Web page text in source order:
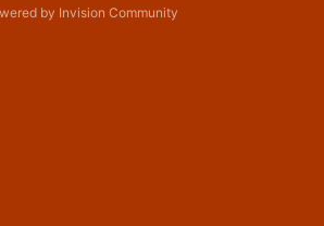
by Invision Community